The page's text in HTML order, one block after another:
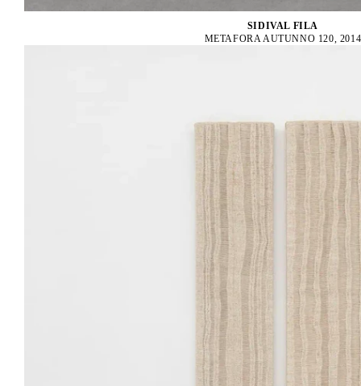
SIDIVAL FILA
METAFORA AUTUNNO 120, 2014